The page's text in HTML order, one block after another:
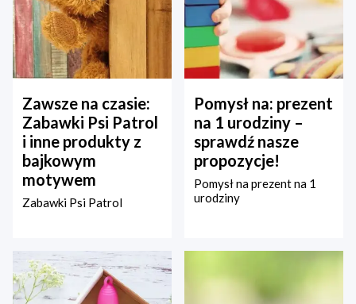
Zawsze na czasie:
Zabawki Psi Patrol
i inne produkty z
bajkowym
motywem
Zabawki Psi Patrol
Pomysł na: prezent
na 1 urodziny –
sprawdź nasze
propozycje!
Pomysł na prezent na 1
urodziny